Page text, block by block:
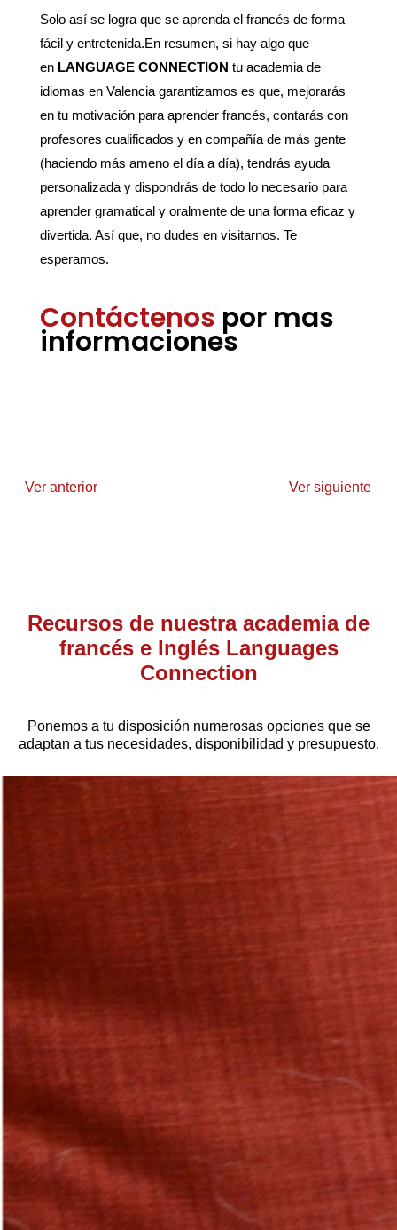
Solo así se logra que se aprenda el francés de forma
fácil y entretenida.En resumen, si hay algo que
en LANGUAGE CONNECTION tu academia de
idiomas en Valencia garantizamos es que, mejorarás
en tu motivación para aprender francés, contarás con
profesores cualificados y en compañía de más gente
(haciendo más ameno el día a día), tendrás ayuda
personalizada y dispondrás de todo lo necesario para
aprender gramatical y oralmente de una forma eficaz y
divertida. Así que, no dudes en visitarnos. Te
esperamos.
Contáctenos por mas
informaciones
Ver anterior Ver siguiente
Recursos de nuestra academia de
francés e Inglés Languages
Connection
Ponemos a tu disposición numerosas opciones que se
adaptan a tus necesidades, disponibilidad y presupuesto.